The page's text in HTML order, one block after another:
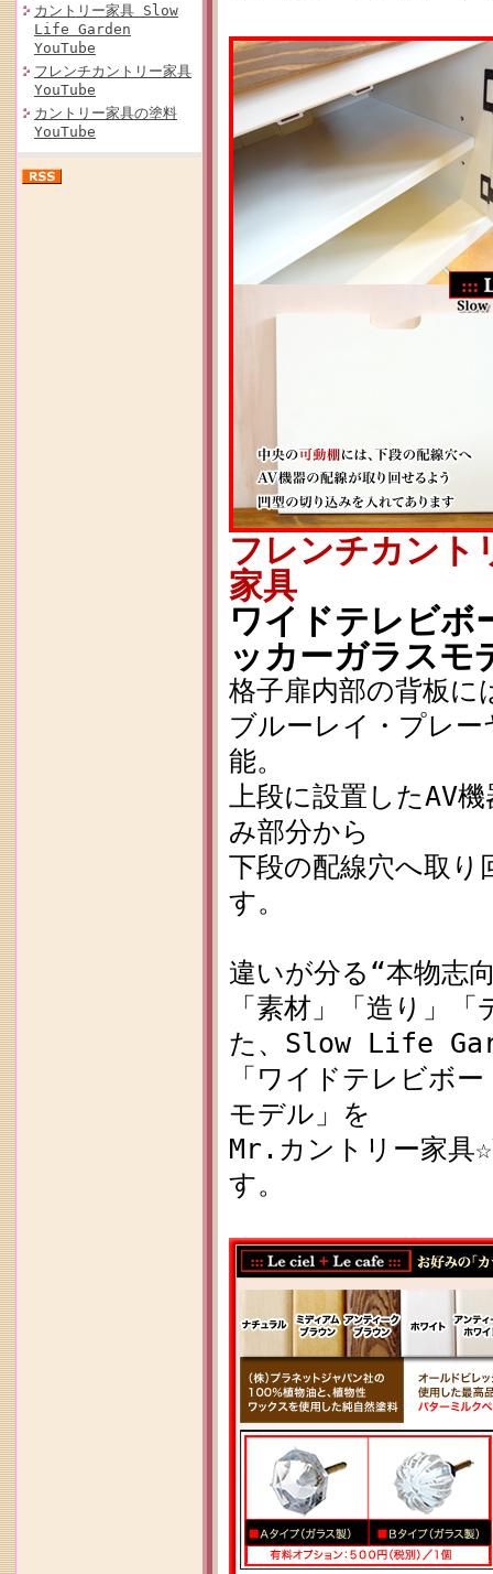
カントリー家具 Slow
Life Garden
YouTube
フレンチカントリー家具
YouTube
カントリー家具の塗料
YouTube
フレンチカント
家具
ワイドテレビ
ッカーガラスモ
格子扉内部の背板に
ブルーレイ・プレ
能。
上段に設置したAV
み部分から
下段の配線穴へ取
す。
違いが分る“本物志
「素材」「造り」
た、Slow Life
「ワイドテレビボ
モデル」を
Mr.カントリー家具
す。